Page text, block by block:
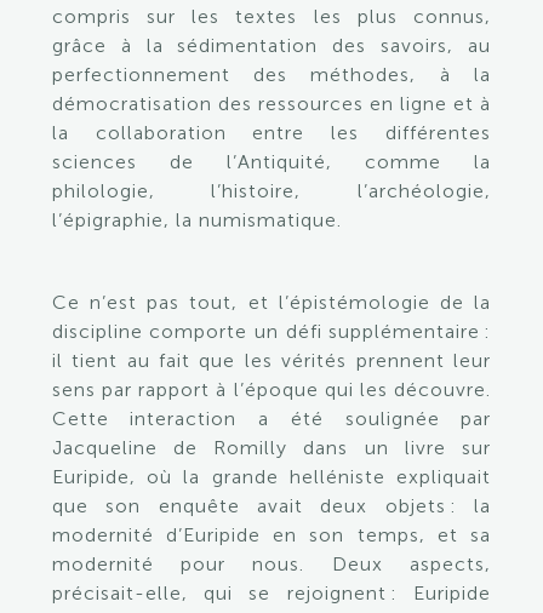
compris sur les textes les plus connus,
grâce à la sédimentation des savoirs, au
perfectionnement des méthodes, à la
démocratisation des ressources en ligne et à
la collaboration entre les différentes
sciences de l’Antiquité, comme la
philologie, l’histoire, l’archéologie,
l’épigraphie, la numismatique.
Ce n’est pas tout, et l’épistémologie de la
discipline comporte un défi supplémentaire :
il tient au fait que les vérités prennent leur
sens par rapport à l’époque qui les découvre.
Cette interaction a été soulignée par
Jacqueline de Romilly dans un livre sur
Euripide, où la grande helléniste expliquait
que son enquête avait deux objets : la
modernité d’Euripide en son temps, et sa
modernité pour nous. Deux aspects,
précisait-elle, qui se rejoignent : Euripide